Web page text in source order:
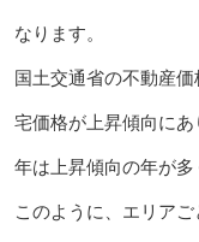
なります。
国土交通省の不動産
宅価格が上昇傾向に
年は上昇傾向の年が多
このように、エリア